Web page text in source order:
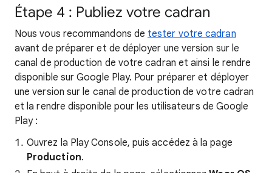
Étape 4 : Publiez votre cadran
Nous vous recommandons de tester votre cadran
avant de préparer et de déployer une version sur le
canal de production de votre cadran et ainsi le rendre
disponible sur Google Play. Pour préparer et déployer
une version sur le canal de production de votre cadran
et la rendre disponible pour les utilisateurs de Google
Play :
Ouvrez la Play Console, puis accédez à la page
Production.